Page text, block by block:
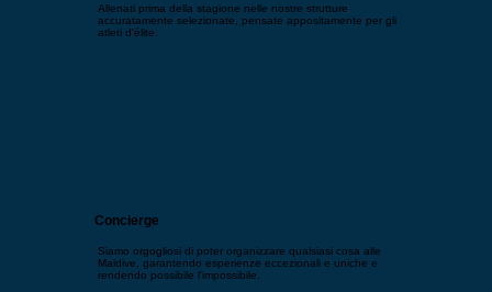
Allenati prima della stagione nelle nostre strutture
accuratamente selezionate, pensate appositamente per gli
atleti d'élite.
Concierge
Siamo orgogliosi di poter organizzare qualsiasi cosa alle
Maldive, garantendo esperienze eccezionali e uniche e
rendendo possibile l'impossibile.